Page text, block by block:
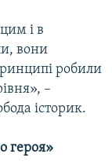
і в
вони
робили
–
історик.
героя»